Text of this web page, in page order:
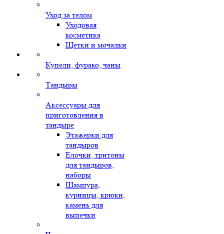
Уход за телом
Уходовая
косметика
Щетки и мочалки
Купели, фурако, чаны
Тандыры
Аксессуары для
приготовления в
тандыре
Этажерки для
тандыров
Елочки, тритоны
для тандыров,
наборы
Шампура,
курницы, крюки,
камень для
выпечки